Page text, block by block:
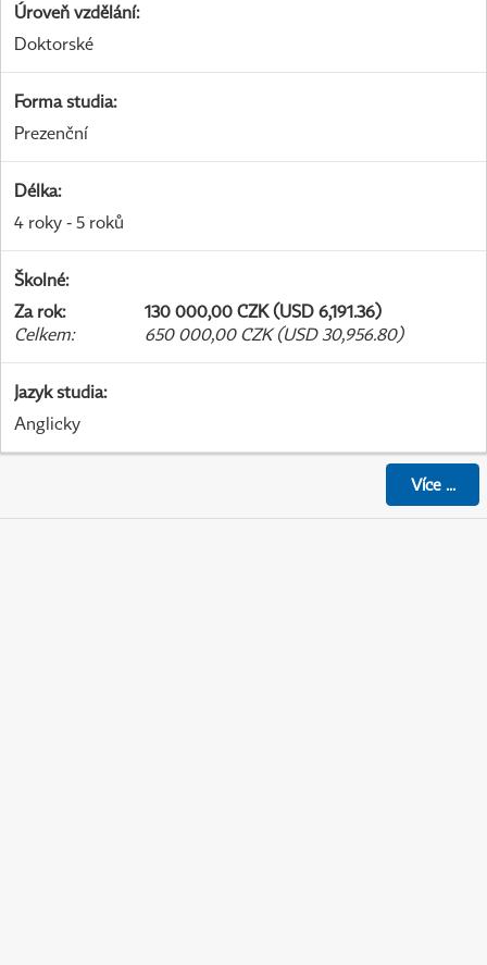
Úroveň vzdělání:
Doktorské
Forma studia:
Prezenční
Délka:
4 roky - 5 roků
Školné:
Za rok:
130 000,00 CZK (USD 6,191.36)
Celkem: 650 000,00 CZK (USD 30,956.80)
Jazyk studia:
Anglicky
Více...